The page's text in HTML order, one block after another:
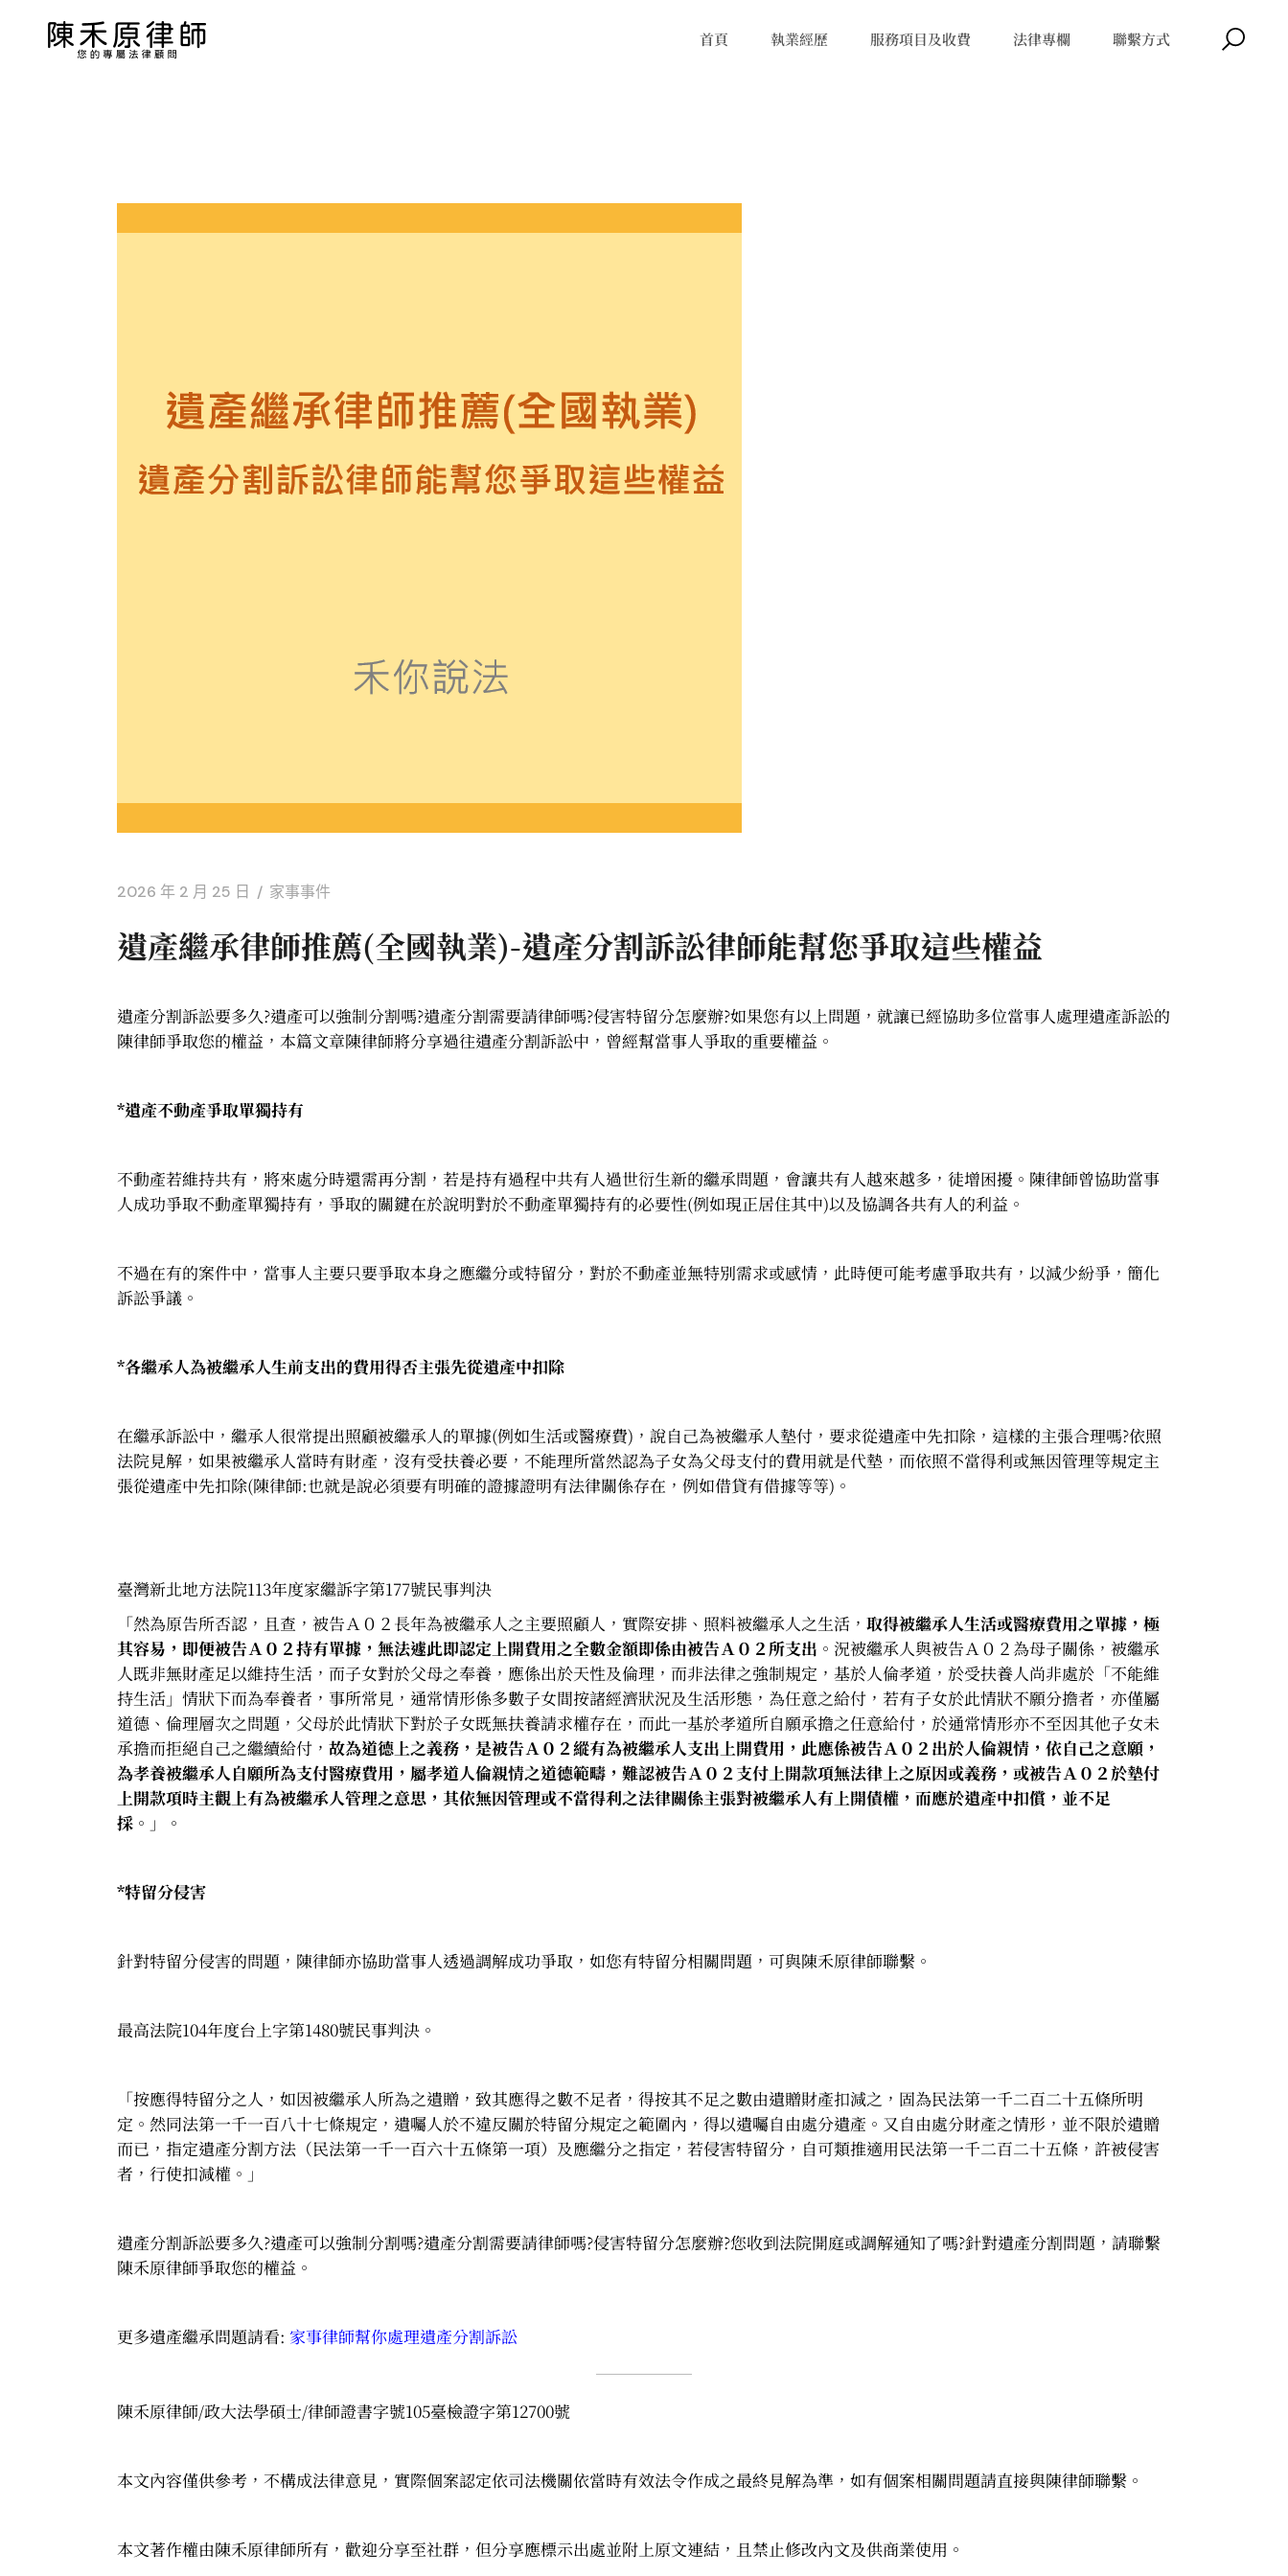
首頁 執業經歷 服務項目及收費 法律專欄 聯繫方式
2026 年 2 月 25 日 家事事件
遺產繼承律師推薦(全國執業)-遺產分割訴訟律師能幫您爭取這些權益
遺產分割訴訟要多久?遺產可以強制分割嗎?遺產分割需要請律師嗎?侵害特留分怎麼辦?如果您有以上問題，就讓已經協助多位當事人處理遺產訴訟的
陳律師爭取您的權益，本篇文章陳律師將分享過往遺產分割訴訟中，曾經幫當事人爭取的重要權益。
*遺產不動產爭取單獨持有
不動產若維持共有，將來處分時還需再分割，若是持有過程中共有人過世衍生新的繼承問題，會讓共有人越來越多，徒增困擾。陳律師曾協助當事
人成功爭取不動產單獨持有，爭取的關鍵在於說明對於不動產單獨持有的必要性(例如現正居住其中)以及協調各共有人的利益。
不過在有的案件中，當事人主要只要爭取本身之應繼分或特留分，對於不動產並無特別需求或感情，此時便可能考慮爭取共有，以減少紛爭，簡化
訴訟爭議。
*各繼承人為被繼承人生前支出的費用得否主張先從遺產中扣除
在繼承訴訟中，繼承人很常提出照顧被繼承人的單據(例如生活或醫療費)，說自己為被繼承人墊付，要求從遺產中先扣除，這樣的主張合理嗎?依照
法院見解，如果被繼承人當時有財產，沒有受扶養必要，不能理所當然認為子女為父母支付的費用就是代墊，而依照不當得利或無因管理等規定主
張從遺產中先扣除(陳律師:也就是說必須要有明確的證據證明有法律關係存在，例如借貸有借據等等)。
臺灣新北地方法院113年度家繼訴字第177號民事判決
「然為原告所否認，且查，被告Ａ０２長年為被繼承人之主要照顧人，實際安排、照料被繼承人之生活， 取得被繼承人生活或醫療費用之單據，極
其容易，即便被告Ａ０２持有單據，無法遽此即認定上開費用之全數金額即係由被告Ａ０２所支出 。況被繼承人與被告Ａ０２為母子關係，被繼承
人既非無財產足以維持生活，而子女對於父母之奉養，應係出於天性及倫理，而非法律之強制規定，基於人倫孝道，於受扶養人尚非處於「不能維
持生活」情狀下而為奉養者，事所常見，通常情形係多數子女間按諸經濟狀況及生活形態，為任意之給付，若有子女於此情狀不願分擔者，亦僅屬
道德、倫理層次之問題，父母於此情狀下對於子女既無扶養請求權存在，而此一基於孝道所自願承擔之任意給付，於通常情形亦不至因其他子女未
承擔而拒絕自己之繼續給付， 故為道德上之義務，是被告Ａ０２縱有為被繼承人支出上開費用，此應係被告Ａ０２出於人倫親情，依自己之意願，
為孝養被繼承人自願所為支付醫療費用，屬孝道人倫親情之道德範疇，難認被告Ａ０２支付上開款項無法律上之原因或義務，或被告Ａ０２於墊付
上開款項時主觀上有為被繼承人管理之意思，其依無因管理或不當得利之法律關係主張對被繼承人有上開債權，而應於遺產中扣償，並不足
採 。」。
*特留分侵害
針對特留分侵害的問題，陳律師亦協助當事人透過調解成功爭取，如您有特留分相關問題，可與陳禾原律師聯繫。
最高法院104年度台上字第1480號民事判決。
「按應得特留分之人，如因被繼承人所為之遺贈，致其應得之數不足者，得按其不足之數由遺贈財產扣減之，固為民法第一千二百二十五條所明
定。然同法第一千一百八十七條規定，遺囑人於不違反關於特留分規定之範圍內，得以遺囑自由處分遺產。又自由處分財產之情形，並不限於遺贈
而已，指定遺產分割方法（民法第一千一百六十五條第一項）及應繼分之指定，若侵害特留分，自可類推適用民法第一千二百二十五條，許被侵害
者，行使扣減權。」
遺產分割訴訟要多久?遺產可以強制分割嗎?遺產分割需要請律師嗎?侵害特留分怎麼辦?您收到法院開庭或調解通知了嗎?針對遺產分割問題，請聯繫
陳禾原律師爭取您的權益。
更多遺產繼承問題請看: 家事律師幫你處理遺產分割訴訟
陳禾原律師/政大法學碩士/律師證書字號105臺檢證字第12700號
本文內容僅供參考，不構成法律意見，實際個案認定依司法機關依當時有效法令作成之最終見解為準，如有個案相關問題請直接與陳律師聯繫。
本文著作權由陳禾原律師所有，歡迎分享至社群，但分享應標示出處並附上原文連結，且禁止修改內文及供商業使用。